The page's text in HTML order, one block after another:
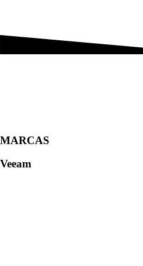
MARCAS
Veeam